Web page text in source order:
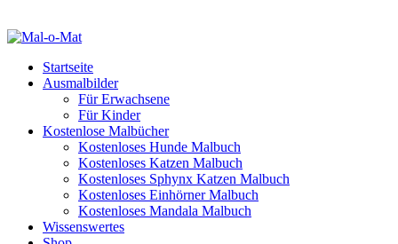
Startseite
Ausmalbilder
Für Erwachsene
Für Kinder
Kostenlose Malbücher
Kostenloses Hunde Malbuch
Kostenloses Katzen Malbuch
Kostenloses Sphynx Katzen Malbuch
Kostenloses Einhörner Malbuch
Kostenloses Mandala Malbuch
Wissenswertes